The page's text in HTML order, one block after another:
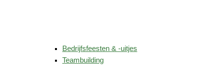
Bedrijfsfeesten & -uitjes
Teambuilding